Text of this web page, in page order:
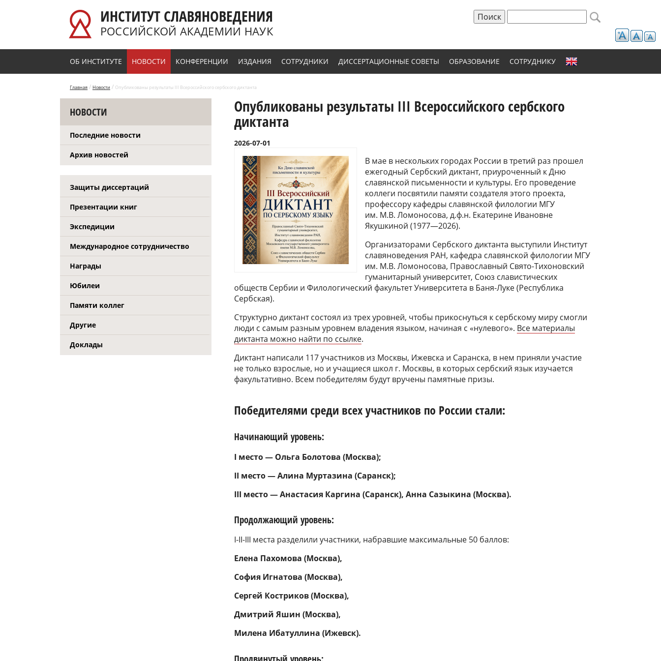
ИНСТИТУТ СЛАВЯНОВЕДЕНИЯ
РОССИЙСКОЙ АКАДЕМИИ НАУК Форма поиска
ОБ ИНСТИТУТЕ НОВОСТИ КОНФЕРЕНЦИИ ИЗДАНИЯ СОТРУДНИКИ ДИССЕРТАЦИОННЫЕ СОВЕТЫ ОБРАЗОВАНИЕ СОТРУДНИКУ
Главная / Новости / Опубликованы результаты III Всероссийского сербского диктанта
НОВОСТИ
Последние новости
Архив новостей
Защиты диссертаций
Презентации книг
Экспедиции
Международное сотрудничество
Награды
Юбилеи
Памяти коллег
Другие
Доклады
Опубликованы результаты III Всероссийского сербского
диктанта
2026-07-01
В мае в нескольких городах России в третий раз прошел
ежегодный Сербский диктант, приуроченный к Дню
славянской письменности и культуры. Его проведение
коллеги посвятили памяти создателя этого проекта,
профессору кафедры славянской филологии МГУ
им. М.В. Ломоносова, д.ф.н. Екатерине Ивановне
Якушкиной (1977—2026).
Организаторами Сербского диктанта выступили Институт
славяноведения РАН, кафедра славянской филологии МГУ
им. М.В. Ломоносова, Православный Свято-Тихоновский
гуманитарный университет, Союз славистических
обществ Сербии и Филологический факультет Университета в Баня-Луке (Республика
Сербская).
Структурно диктант состоял из трех уровней, чтобы прикоснуться к сербскому миру смогли
люди с самым разным уровнем владения языком, начиная с «нулевого». Все материалы
диктанта можно найти по ссылке.
Диктант написали 117 участников из Москвы, Ижевска и Саранска, в нем приняли участие
не только взрослые, но и учащиеся школ г. Москвы, в которых сербский язык изучается
факультативно. Всем победителям будут вручены памятные призы.
Победителями среди всех участников по России стали:
Начинающий уровень:
I место — Ольга Болотова (Москва);
II место — Алина Муртазина (Саранск);
III место — Анастасия Каргина (Саранск), Анна Сазыкина (Москва).
Продолжающий уровень:
I-II-III места разделили участники, набравшие максимальные 50 баллов:
Елена Пахомова (Москва),
София Игнатова (Москва),
Сергей Костриков (Москва),
Дмитрий Яшин (Москва),
Милена Ибатуллина (Ижевск).